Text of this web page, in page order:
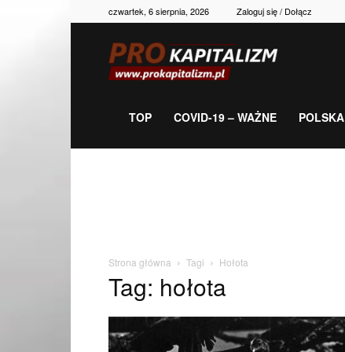
czwartek, 6 sierpnia, 2026 Zaloguj się / Dołącz
gospodarka,
TOP COVID-19 – WAŻNE POLSKA
Strona główna Tagi Hołota
Tag: hołota